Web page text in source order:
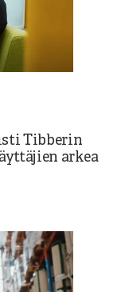
Tibberin
arkea